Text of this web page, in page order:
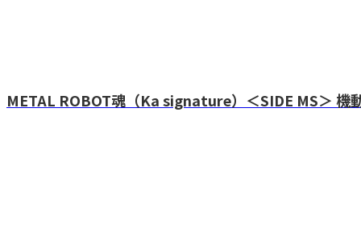
METAL ROBOT魂（Ka signature）＜SIDE MS＞ 機